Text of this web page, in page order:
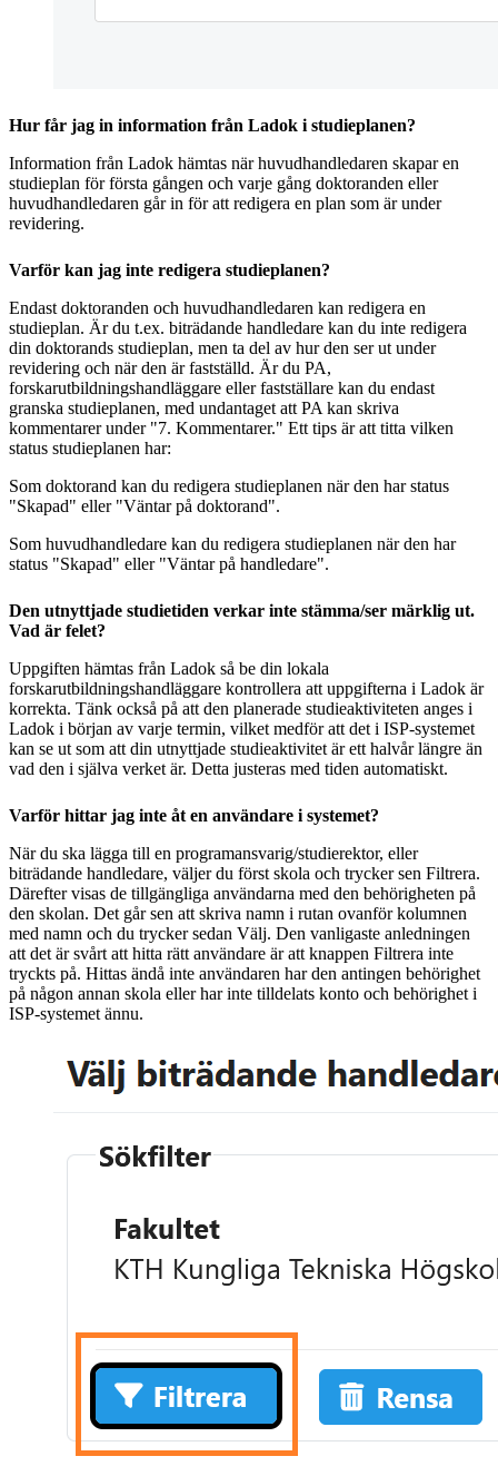
Hur får jag in information från Ladok i studieplanen?
Information från Ladok hämtas när huvudhandledaren skapar en
studieplan för första gången och varje gång doktoranden eller
huvudhandledaren går in för att redigera en plan som är under
revidering.
Varför kan jag inte redigera studieplanen?
Endast doktoranden och huvudhandledaren kan redigera en
studieplan. Är du t.ex. biträdande handledare kan du inte redigera
din doktorands studieplan, men ta del av hur den ser ut under
revidering och när den är fastställd. Är du PA,
forskarutbildningshandläggare eller fastställare kan du endast
granska studieplanen, med undantaget att PA kan skriva
kommentarer under "7. Kommentarer." Ett tips är att titta vilken
status studieplanen har:
Som doktorand kan du redigera studieplanen när den har status
"Skapad" eller "Väntar på doktorand".
Som huvudhandledare kan du redigera studieplanen när den har
status "Skapad" eller "Väntar på handledare".
Den utnyttjade studietiden verkar inte stämma/ser märklig ut.
Vad är felet?
Uppgiften hämtas från Ladok så be din lokala
forskarutbildningshandläggare kontrollera att uppgifterna i Ladok är
korrekta. Tänk också på att den planerade studieaktiviteten anges i
Ladok i början av varje termin, vilket medför att det i ISP-systemet
kan se ut som att din utnyttjade studieaktivitet är ett halvår längre än
vad den i själva verket är. Detta justeras med tiden automatiskt.
Varför hittar jag inte åt en användare i systemet?
När du ska lägga till en programansvarig/studierektor, eller
biträdande handledare, väljer du först skola och trycker sen Filtrera.
Därefter visas de tillgängliga användarna med den behörigheten på
den skolan. Det går sen att skriva namn i rutan ovanför kolumnen
med namn och du trycker sedan Välj. Den vanligaste anledningen
att det är svårt att hitta rätt användare är att knappen Filtrera inte
tryckts på. Hittas ändå inte användaren har den antingen behörighet
på någon annan skola eller har inte tilldelats konto och behörighet i
ISP-systemet ännu.